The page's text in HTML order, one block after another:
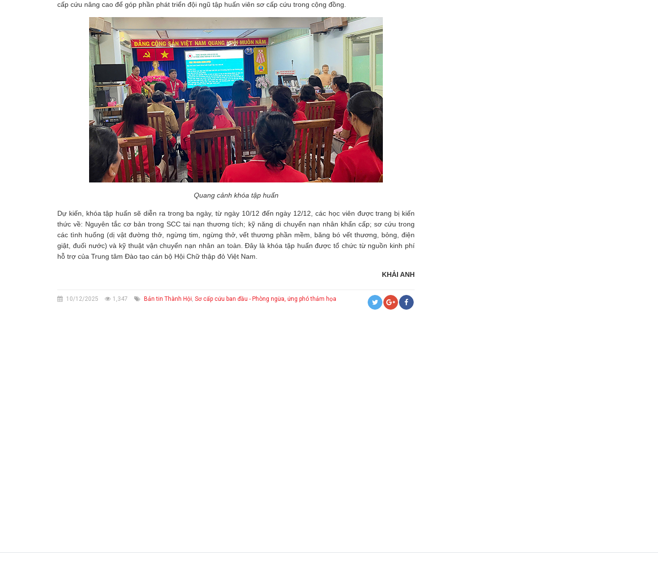
cấp cứu nâng cao để góp phần phát triển đội ngũ tập huấn viên sơ cấp cứu trong cộng đồng.
Quang cảnh khóa tập huấn
Dự kiến, khóa tập huấn sẽ diễn ra trong ba ngày, từ ngày 10/12 đến ngày 12/12, các học viên được trang bị kiến
thức về: Nguyên tắc cơ bản trong SCC tai nạn thương tích; kỹ năng di chuyển nạn nhân khẩn cấp; sơ cứu trong
các tình huống (dị vật đường thở, ngừng tim, ngừng thở, vết thương phần mềm, băng bó vết thương, bỏng, điện
giật, đuối nước) và kỹ thuật vận chuyển nạn nhân an toàn. Đây là khóa tập huấn được tổ chức từ nguồn kinh phí
hỗ trợ của Trung tâm Đào tạo cán bộ Hội Chữ thập đỏ Việt Nam.
KHẢI ANH
10/12/2025 1,347 Bản tin Thành Hội, Sơ cấp cứu ban đầu - Phòng ngừa, ứng phó thảm họa